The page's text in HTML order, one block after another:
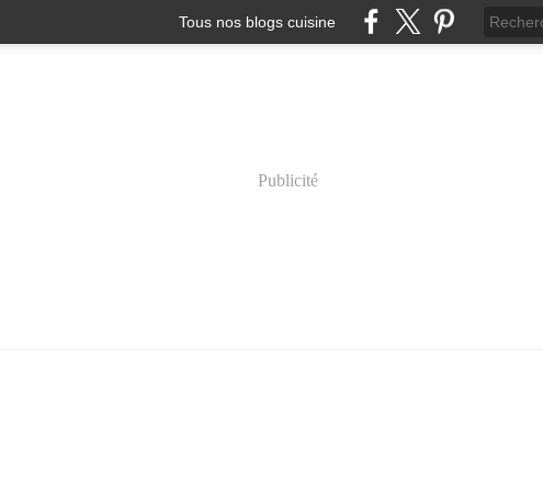
Tous nos blogs cuisine
Publicité